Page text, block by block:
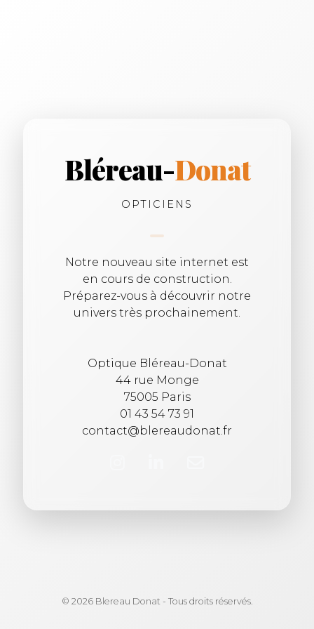
Bléreau-Donat
OPTICIENS
Notre nouveau site internet est
en cours de construction.
Préparez-vous à découvrir notre
univers très prochainement.
Optique Bléreau-Donat
44 rue Monge
75005 Paris
01 43 54 73 91
contact@blereaudonat.fr
© 2026 Blereau Donat - Tous droits réservés.